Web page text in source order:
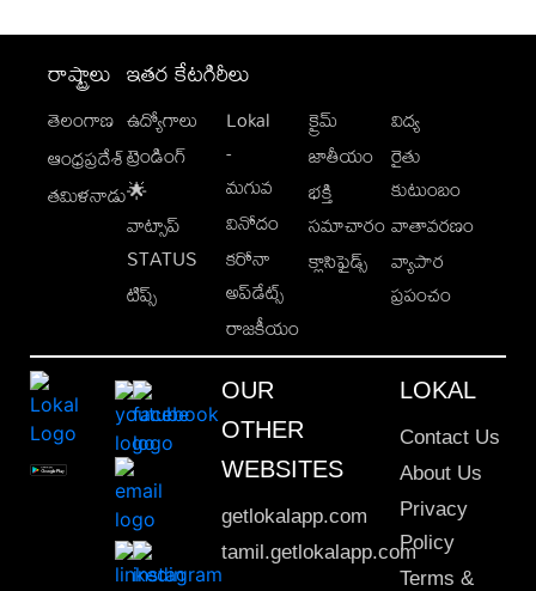
రాష్ట్రాలు
తెలంగాణ
ఆంధ్రప్రదేశ్
తమిళనాడు
ఇతర కేటగిరీలు
ఉద్యోగాలు
ట్రెండింగ్
🌟
వాట్సాప్
STATUS
టిప్స్
Lokal
-
మగువ
వినోదం
కరోనా
అప్‌డేట్స్
రాజకీయం
క్రైమ్
జాతీయం
భక్తి
సమాచారం
క్లాసిఫైడ్స్
విద్య
రైతు
కుటుంబం
వాతావరణం
వ్యాపార
ప్రపంచం
OUR
OTHER
WEBSITES
getlokalapp.com
tamil.getlokalapp.com
LOKAL
Contact Us
About Us
Privacy
Policy
Terms &